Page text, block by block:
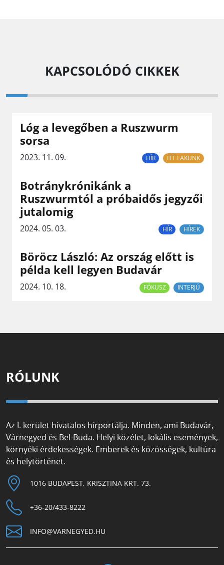
KAPCSOLÓDÓ CIKKEK
Lóg a levegőben a Ruszwurm
sorsa
2023. 11. 09. HÍR ITT LAKUNK
Botránykrónikánk a
Ruszwurmtól a próbaidős jegyzői
jutalomig
2024. 05. 03. HÍR HÍREK
Böröcz László: Az ország előtt is
példa kell legyen Budavár
2024. 10. 18. FÓKUSZ INTERJÚ
RÓLUNK
Az I. kerület hivatalos hírportálja. Minden, ami Budavár,
Várnegyed és Bel-Buda. Helyi közélet, lokális események,
környéki érdekességek. Emberek és közösségek, kultúra
és helytörténet.
1016 BUDAPEST, KRISZTINA KRT. 73.
+36-20/433-8222
INFO@VARNEGYED.HU